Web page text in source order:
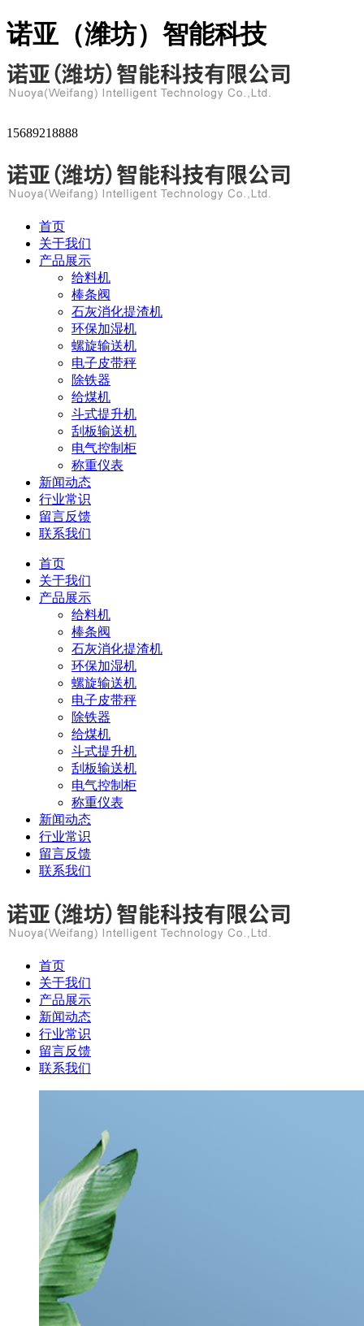
诺亚（潍坊）智能科技
15689218888
首页
关于我们
产品展示
给料机
棒条阀
石灰消化提渣机
环保加湿机
螺旋输送机
电子皮带秤
除铁器
给煤机
斗式提升机
刮板输送机
电气控制柜
称重仪表
新闻动态
行业常识
留言反馈
联系我们
首页
关于我们
产品展示
给料机
棒条阀
石灰消化提渣机
环保加湿机
螺旋输送机
电子皮带秤
除铁器
给煤机
斗式提升机
刮板输送机
电气控制柜
称重仪表
新闻动态
行业常识
留言反馈
联系我们
首页
关于我们
产品展示
新闻动态
行业常识
留言反馈
联系我们